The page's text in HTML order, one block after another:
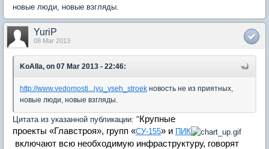
новые люди, новые взгляды.
YuriP
08 Mar 2013
KoAlla, on 07 Mar 2013 - 22:46:
http://www.vedomosti...iyu_vseh_stroek новость не из приятных,
новые люди, новые взгляды.
Цитата из указанной публикации: "Крупные
проекты «Главстроя», групп «СУ-155» и ПИК
включают всю необходимую инфраструктуру, говорят